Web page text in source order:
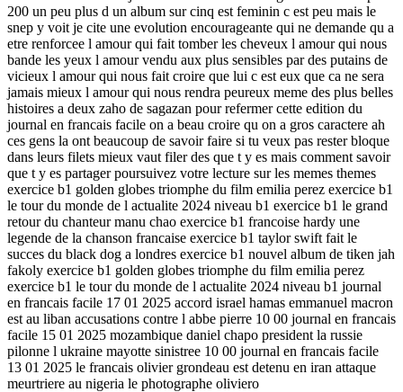
200 un peu plus d un album sur cinq est feminin c est peu mais le
snep y voit je cite une evolution encourageante qui ne demande qu a
etre renforcee l amour qui fait tomber les cheveux l amour qui nous
bande les yeux l amour vendu aux plus sensibles par des putains de
vicieux l amour qui nous fait croire que lui c est eux que ca ne sera
jamais mieux l amour qui nous rendra peureux meme des plus belles
histoires a deux zaho de sagazan pour refermer cette edition du
journal en francais facile on a beau croire qu on a gros caractere ah
ces gens la ont beaucoup de savoir faire si tu veux pas rester bloque
dans leurs filets mieux vaut filer des que t y es mais comment savoir
que t y es partager poursuivez votre lecture sur les memes themes
exercice b1 golden globes triomphe du film emilia perez exercice b1
le tour du monde de l actualite 2024 niveau b1 exercice b1 le grand
retour du chanteur manu chao exercice b1 francoise hardy une
legende de la chanson francaise exercice b1 taylor swift fait le
succes du black dog a londres exercice b1 nouvel album de tiken jah
fakoly exercice b1 golden globes triomphe du film emilia perez
exercice b1 le tour du monde de l actualite 2024 niveau b1 journal
en francais facile 17 01 2025 accord israel hamas emmanuel macron
est au liban accusations contre l abbe pierre 10 00 journal en francais
facile 15 01 2025 mozambique daniel chapo president la russie
pilonne l ukraine mayotte sinistree 10 00 journal en francais facile
13 01 2025 le francais olivier grondeau est detenu en iran attaque
meurtriere au nigeria le photographe oliviero